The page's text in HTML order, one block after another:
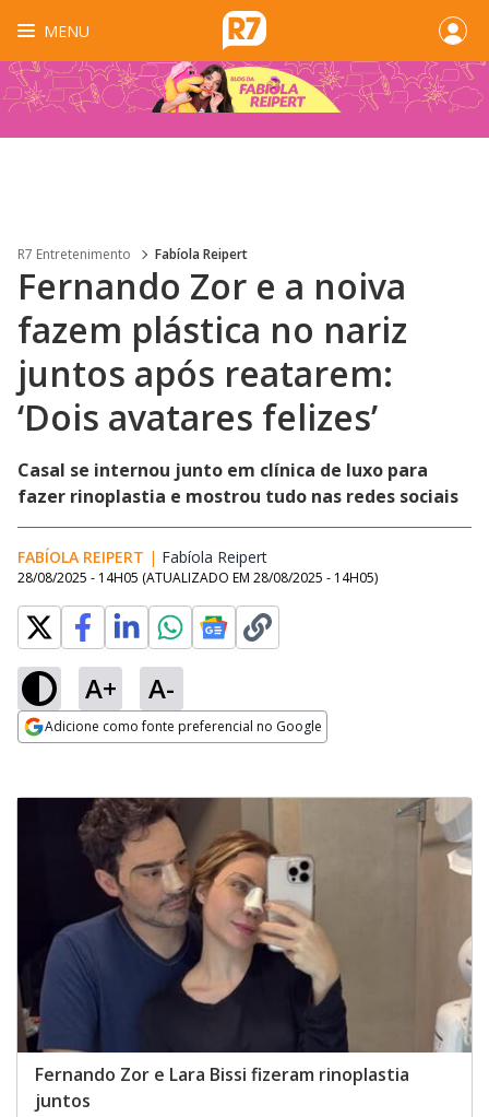
MENU
R7 Entretenimento Fabíola Reipert
Fernando Zor e a noiva
fazem plástica no nariz
juntos após reatarem:
‘Dois avatares felizes’
Casal se internou junto em clínica de luxo para
fazer rinoplastia e mostrou tudo nas redes sociais
FABÍOLA REIPERT | Fabíola Reipert
28/08/2025 - 14H05 (ATUALIZADO EM 28/08/2025 - 14H05)
A+ A-
Adicione como fonte preferencial no Google
Fernando Zor e Lara Bissi fizeram rinoplastia
juntos